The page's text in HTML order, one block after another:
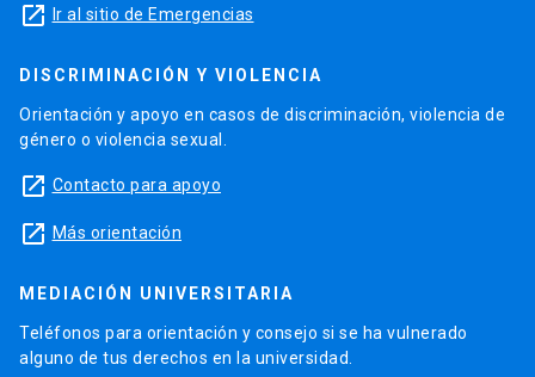
launch Ir al sitio de Emergencias
DISCRIMINACIÓN Y VIOLENCIA
Orientación y apoyo en casos de discriminación, violencia de
género o violencia sexual.
launch Contacto para apoyo
launch Más orientación
MEDIACIÓN UNIVERSITARIA
Teléfonos para orientación y consejo si se ha vulnerado
alguno de tus derechos en la universidad.